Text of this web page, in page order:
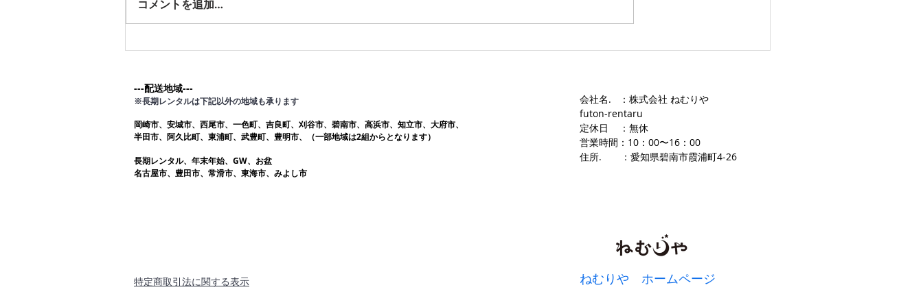
や
コメントを追加…
---配送地域---​
※長期レンタルは下記以外の地域も承ります
岡崎市、安城市、西尾市、一色町、吉良町、刈谷市、碧南市、高浜市、知立市、大府市​、
半田市、阿久比町、東浦町、武豊町、豊明市、（一部地域は2組からとなります）
長期レンタル、年末年始、GW、お盆
名古屋市、豊田市、常滑市、東海市、みよし市
​特定商取引法に関する表示
会社名. ：株式会社 ねむりや
futon-rentaru
定休日 ：無休
営業時間：10：00〜16 ：00
​住所. ：愛知県碧南市霞浦町4-2​6
ねむりや ホームページ